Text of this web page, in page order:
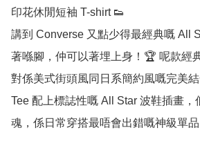
印花休閒短袖 T-shirt 👟
講到 Converse 又點少得最經典嘅 All
著喺腳，仲可以著埋上身！🏆 呢款經
對係美式街頭風同日系簡約風嘅完美
Tee 配上標誌性嘅 All Star 波鞋插畫，
魂，係日常穿搭最唔會出錯嘅神級單品